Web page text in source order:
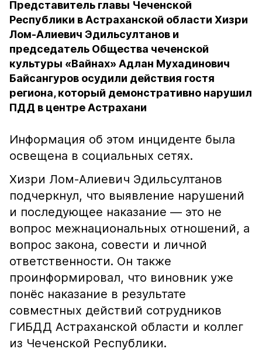
Представитель главы Чеченской
Республики в Астраханской области Хизри
Лом-Алиевич Эдильсултанов и
председатель Общества чеченской
культуры «Вайнах» Адлан Мухадинович
Байсангуров осудили действия гостя
региона, который демонстративно нарушил
ПДД в центре Астрахани
Информация об этом инциденте была
освещена в социальных сетях.
Хизри Лом-Алиевич Эдильсултанов
подчеркнул, что выявление нарушений
и последующее наказание — это не
вопрос межнациональных отношений, а
вопрос закона, совести и личной
ответственности. Он также
проинформировал, что виновник уже
понёс наказание в результате
совместных действий сотрудников
ГИБДД Астраханской области и коллег
из Чеченской Республики.